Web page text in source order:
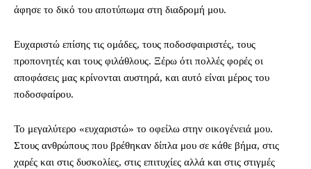
άφησε το δικό του αποτύπωμα στη διαδρομή μου.
Ευχαριστώ επίσης τις ομάδες, τους ποδοσφαιριστές, τους
προπονητές και τους φιλάθλους. Ξέρω ότι πολλές φορές οι
αποφάσεις μας κρίνονται αυστηρά, και αυτό είναι μέρος του
ποδοσφαίρου.
Το μεγαλύτερο «ευχαριστώ» το οφείλω στην οικογένειά μου.
Στους ανθρώπους που βρέθηκαν δίπλα μου σε κάθε βήμα, στις
χαρές και στις δυσκολίες, στις επιτυχίες αλλά και στις στιγμές